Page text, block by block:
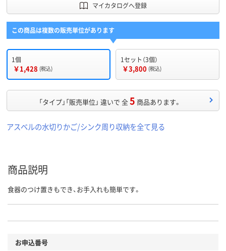
マイカタログへ登録
この商品は複数の販売単位があります
1個
￥1,428 (税込)
1セット（3個）
￥3,800 (税込)
「タイプ」「販売単位」 違いで 全5 商品あります。
アスベルの水切りかご/シンク周り収納を全て見る
商品説明
食器のつけ置きもでき、お手入れも簡単です。
お申込番号